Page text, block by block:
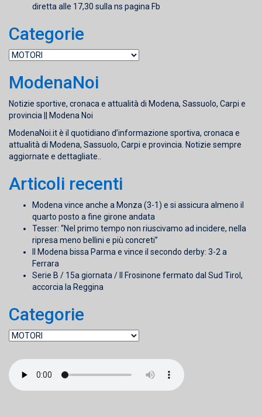
diretta alle 17,30 sulla ns pagina Fb
Categorie
Categorie
ModenaNoi
Notizie sportive, cronaca e attualità di Modena, Sassuolo, Carpi e
provincia || Modena Noi
ModenaNoi.it è il quotidiano d’informazione sportiva, cronaca e
attualità di Modena, Sassuolo, Carpi e provincia. Notizie sempre
aggiornate e dettagliate..
Articoli recenti
Modena vince anche a Monza (3-1) e si assicura almeno il
quarto posto a fine girone andata
Tesser: “Nel primo tempo non riuscivamo ad incidere, nella
ripresa meno bellini e più concreti”
Il Modena bissa Parma e vince il secondo derby: 3-2 a
Ferrara
Serie B / 15a giornata / Il Frosinone fermato dal Sud Tirol,
accorcia la Reggina
Categorie
Categorie